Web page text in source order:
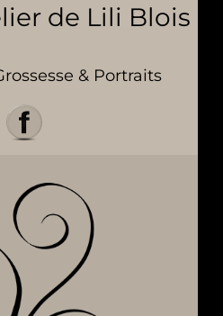
de Lili Blois
& Portraits